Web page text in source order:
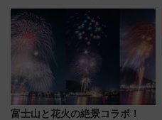
送の目覚まし時計など通販・販
売店舗まとめ
富士山と花火の絶景コラボ！